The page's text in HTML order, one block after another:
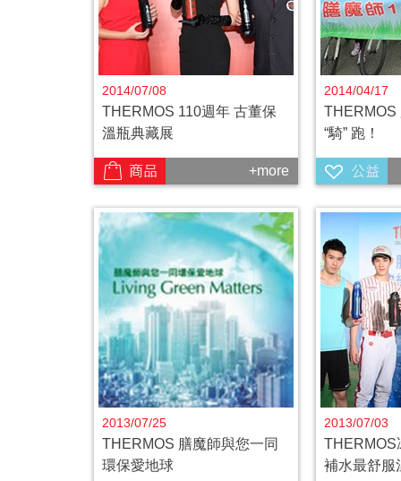
2014/07/08
THERMOS 110週年 古董保
溫瓶典藏展
+more
2014/04/17
THERMOS
“騎” 跑！
2013/07/25
THERMOS 膳魔師與您一同
環保愛地球
2013/07/03
THERMOS
補水最舒服